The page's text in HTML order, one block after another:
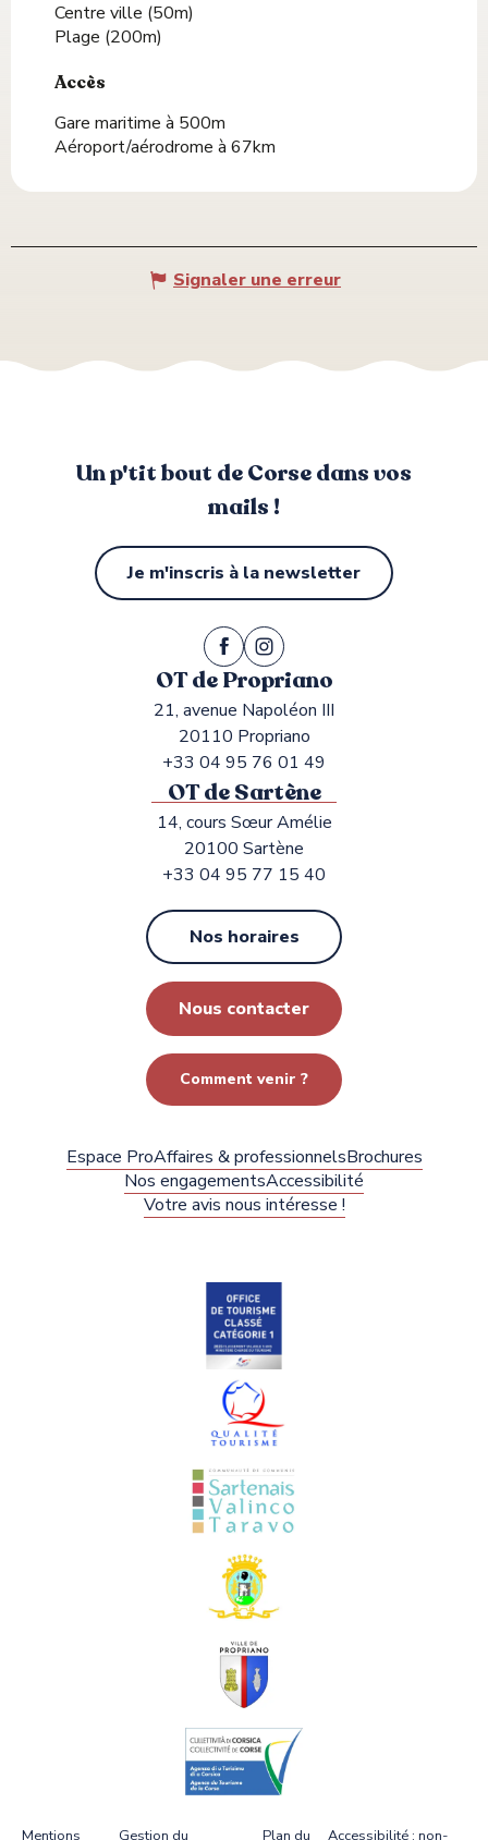
Centre ville (50m)
Plage (200m)
Accès
Accès
Gare maritime à 500m
Aéroport/aérodrome à 67km
Signaler une erreur
Un p'tit bout de Corse dans vos
mails !
Je m'inscris à la newsletter
OT de Propriano
21, avenue Napoléon III
20110 Propriano
+33 04 95 76 01 49
OT de Sartène
14, cours Sœur Amélie
20100 Sartène
+33 04 95 77 15 40
Nos horaires
Nous contacter
Comment venir ?
Espace ProAffaires & professionnelsBrochures
Nos engagementsAccessibilité
Votre avis nous intéresse !
Mentions Gestion du Plan du Accessibilité : non-